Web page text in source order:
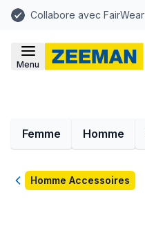
Collabore avec FairWear
Menu
Femme Homme
RetourHomme Accessoires